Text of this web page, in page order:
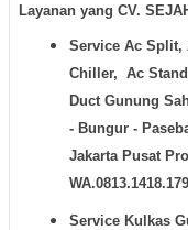
Layanan yang CV.
Service Ac Split,
Chiller, Ac
Duct Gunung
- Bungur -
Jakarta Pusat
Service Kulkas